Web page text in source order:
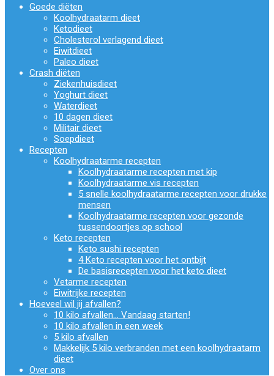
Goede diëten
Koolhydraatarm dieet
Ketodieet
Cholesterol verlagend dieet
Eiwitdieet
Paleo dieet
Crash diëten
Ziekenhuisdieet
Yoghurt dieet
Waterdieet
10 dagen dieet
Militair dieet
Soepdieet
Recepten
Koolhydraatarme recepten
Koolhydraatarme recepten met kip
Koolhydraatarme vis recepten
5 snelle koolhydraatarme recepten voor drukke
mensen
Koolhydraatarme recepten voor gezonde
tussendoortjes op school
Keto recepten
Keto sushi recepten
4 Keto recepten voor het ontbijt
De basisrecepten voor het keto dieet
Vetarme recepten
Eiwitrijke recepten
Hoeveel wil jij afvallen?
10 kilo afvallen… Vandaag starten!
10 kilo afvallen in een week
5 kilo afvallen
Makkelijk 5 kilo verbranden met een koolhydraatarm
dieet
Over ons